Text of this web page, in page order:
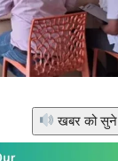
खबर को सुने